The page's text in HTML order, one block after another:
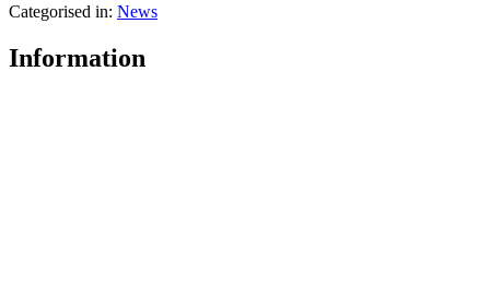
Categorised in: News
Information